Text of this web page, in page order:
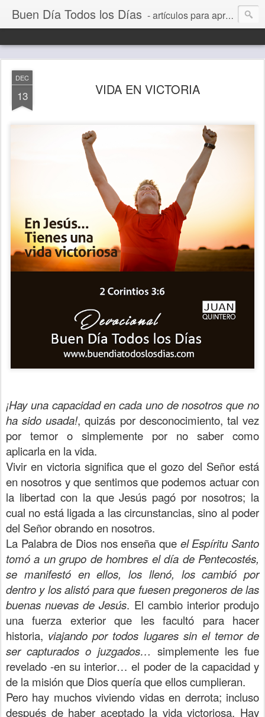
Buen Día Todos los Días - artículos para aprender a vivir mejor, un día a la vez. Por Juan C Quintero
DEC
13 VIDA EN VICTORIA
¡Hay una capacidad en cada uno de nosotros que no
ha sido usada!, quizás por desconocimiento, tal vez
por temor o simplemente por no saber como
aplicarla en la vida.
Vivir en victoria significa que el gozo del Señor está
en nosotros y que sentimos que podemos actuar con
la libertad con la que Jesús pagó por nosotros; la
cual no está ligada a las circunstancias, sino al poder
del Señor obrando en nosotros.
La Palabra de Dios nos enseña que el Espíritu Santo
tomó a un grupo de hombres el día de Pentecostés,
se manifestó en ellos, los llenó, los cambió por
dentro y los alistó para que fuesen pregoneros de las
buenas nuevas de Jesús. El cambio interior produjo
una fuerza exterior que les facultó para hacer
historia, viajando por todos lugares sin el temor de
ser capturados o juzgados… simplemente les fue
revelado -en su interior… el poder de la capacidad y
de la misión que Dios quería que ellos cumplieran.
Pero hay muchos viviendo vidas en derrota; incluso
después de haber aceptado la vida victoriosa. Hay